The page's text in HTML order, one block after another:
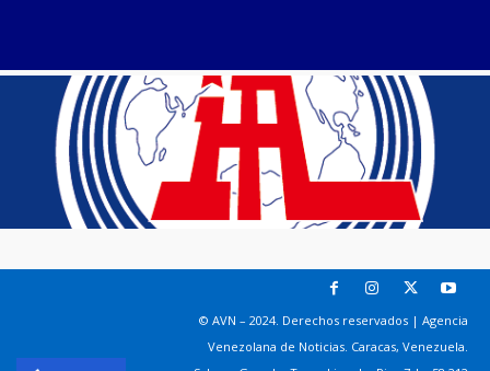
© AVN – 2024. Derechos reservados | Agencia
Venezolana de Noticias. Caracas, Venezuela.